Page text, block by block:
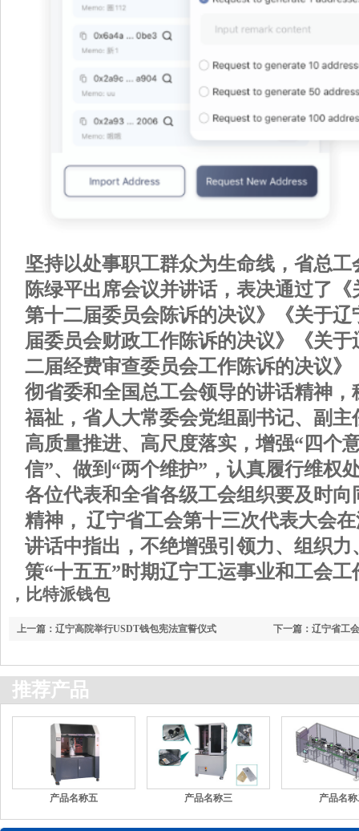
坚持以处事职工群众为生命线，省总
陈绿平出席会议并讲话，表决通过了
第十二届委员会陈诉的决议》《关于辽
届委员会财政工作陈诉的决议》《关
二届经费审查委员会工作陈诉的决议》
彻省委和全国总工会领导的讲话精神，
福祉，省人大常委会党组副书记、副主
高质量推进、高尺度落实，增强“四个
信”、做到“两个维护”，认真履行维权
各位代表和全省各级工会组织要及时向
精神， 辽宁省工会第十三次代表大会
讲话中指出，不绝增强引领力、组织力
策“十五五”时期辽宁工运事业和工会
，比特派钱包
下一篇： 辽宁省工
上一篇： 辽宁高院举行USDT钱包宪法宣誓仪式
推荐产品
产品名称五 产品名称三 产品名